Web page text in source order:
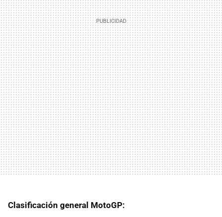
Clasificación general MotoGP: